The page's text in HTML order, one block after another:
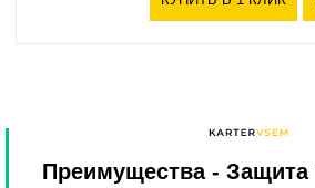
Преимущества- Защита